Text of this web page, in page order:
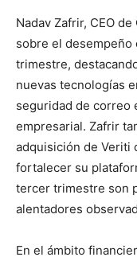
Nadav Zafrir, CEO
sobre el desempeño
trimestre,
nuevas tecnologías
seguridad de correo
empresarial. Zafrir
adquisición de Veriti
fortalecer su
tercer trimestre son
alentadores
En el ámbito